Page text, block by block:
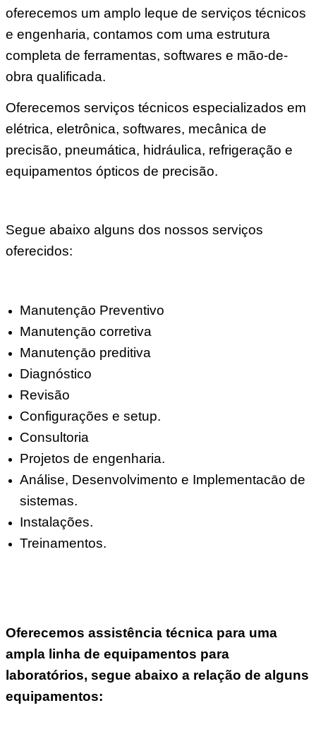
oferecemos um amplo leque de serviços técnicos
e engenharia, contamos com uma estrutura
completa de ferramentas, softwares e mão-de-
obra qualificada.
Oferecemos serviços técnicos especializados em
elétrica, eletrônica, softwares, mecânica de
precisão, pneumática, hidráulica, refrigeração e
equipamentos ópticos de precisão.
Segue abaixo alguns dos nossos serviços
oferecidos:
Manutençāo Preventivo
Manutençāo corretiva
Manutençāo preditiva
Diagnóstico
Revisão
Configurações e setup.
Consultoria
Projetos de engenharia.
Análise, Desenvolvimento e Implementacāo de
sistemas.
Instalações.
Treinamentos.
Oferecemos assistência técnica para uma
ampla linha de equipamentos para
laboratórios, segue abaixo a relação de alguns
equipamentos: